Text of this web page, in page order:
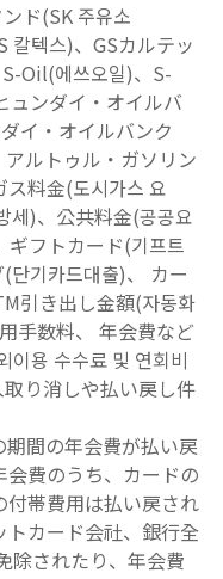
ド(SK 주유소
칼텍스)、GSカルテッ
Oil(에쓰오일)、S-
ュンダイ・オイルバ
イ・オイルバンク
ルトゥル・ガソリン
料金(도시가스 요
세)、公共料金(공공요
ギフトカード(기프트
단기카드대출)、 カー
引き出し金額(자동화
手数料、 年会費など
용 수수료 및 연회비
取り消しや払い戻し件
間の年会費が払い戻
費のうち、カードの
帯費用は払い戻され
トカード会社、銀行全
除されたり、年会費